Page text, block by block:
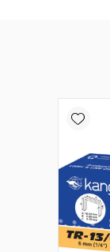
Add wishlist